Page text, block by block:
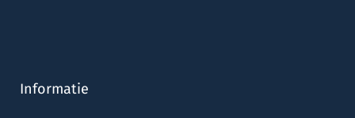
Informatie